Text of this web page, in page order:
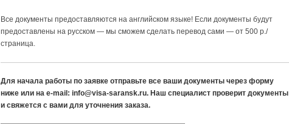
Все документы предоставляются на английском языке! Если документы будут
предоставлены на русском — мы сможем сделать перевод сами — от 500 р./
страница.
Для начала работы по заявке отправьте все ваши документы через форму
ниже или на e-mail: info@visa-saransk.ru. Наш специалист проверит документы
и свяжется с вами для уточнения заказа.